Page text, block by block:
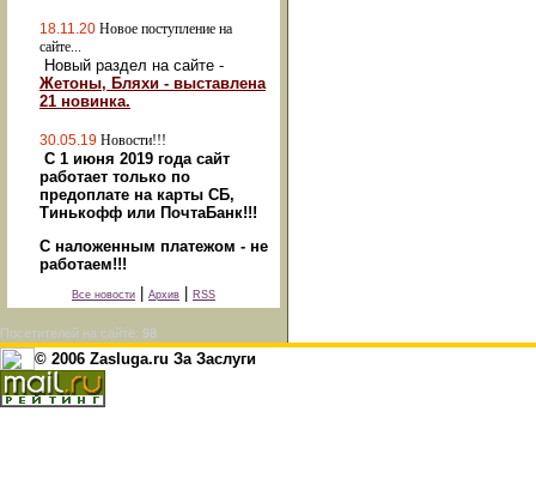
18.11.20 Новое поступление на
сайте...
Новый раздел на сайте -
Жетоны, Бляхи - выставлена
21 новинка.
30.05.19 Новости!!!
С 1 июня 2019 года сайт
работает только по
предоплате на карты СБ,
Тинькофф или ПочтаБанк!!!
С наложенным платежом - не
работаем!!!
Все новости Архив RSS
Посетителей на сайте: 98
© 2006 Zasluga.ru За Заслуги